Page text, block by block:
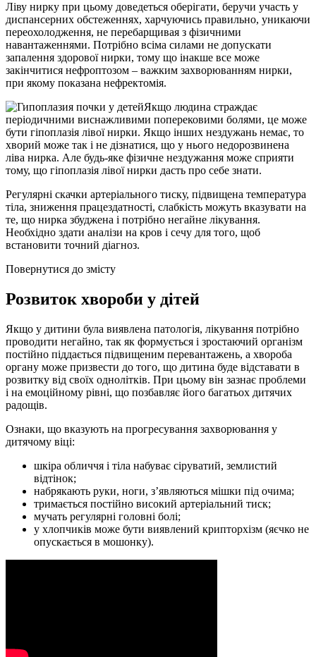
Ліву нирку при цьому доведеться оберігати, беручи участь у
диспансерних обстеженнях, харчуючись правильно, уникаючи
переохолодження, не перебарщивая з фізичними
навантаженнями. Потрібно всіма силами не допускати
запалення здорової нирки, тому що інакше все може
закінчитися нефроптозом – важким захворюванням нирки,
при якому показана нефректомія.
Якщо людина страждає
періодичними виснажливими поперековими болями, це може
бути гіпоплазія лівої нирки. Якщо інших нездужань немає, то
хворий може так і не дізнатися, що у нього недорозвинена
ліва нирка. Але будь-яке фізичне нездужання може сприяти
тому, що гіпоплазія лівої нирки дасть про себе знати.
Регулярні скачки артеріального тиску, підвищена температура
тіла, зниження працездатності, слабкість можуть вказувати на
те, що нирка збуджена і потрібно негайне лікування.
Необхідно здати аналізи на кров і сечу для того, щоб
встановити точний діагноз.
Повернутися до змісту
Розвиток хвороби у дітей
Якщо у дитини була виявлена патологія, лікування потрібно
проводити негайно, так як формується і зростаючий організм
постійно піддається підвищеним перевантажень, а хвороба
органу може призвести до того, що дитина буде відставати в
розвитку від своїх однолітків. При цьому він зазнає проблеми
і на емоційному рівні, що позбавляє його багатьох дитячих
радощів.
Ознаки, що вказують на прогресування захворювання у
дитячому віці:
шкіра обличчя і тіла набуває сіруватий, землистий
відтінок;
набрякають руки, ноги, з’являються мішки під очима;
тримається постійно високий артеріальний тиск;
мучать регулярні головні болі;
у хлопчиків може бути виявлений крипторхізм (яєчко не
опускається в мошонку).